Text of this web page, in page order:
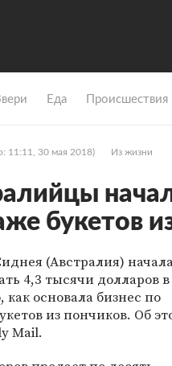
Еда Происшествия
11:11, 30 мая 2018) Из жизни
букетов
(Австралия)
4,3 тысячи долларов
как основала бизнес по
из пончиков. Об
Mail.